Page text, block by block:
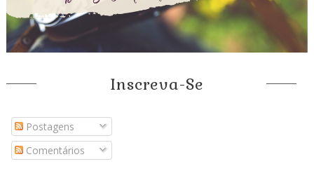
Inscreva-Se
Postagens
Comentários